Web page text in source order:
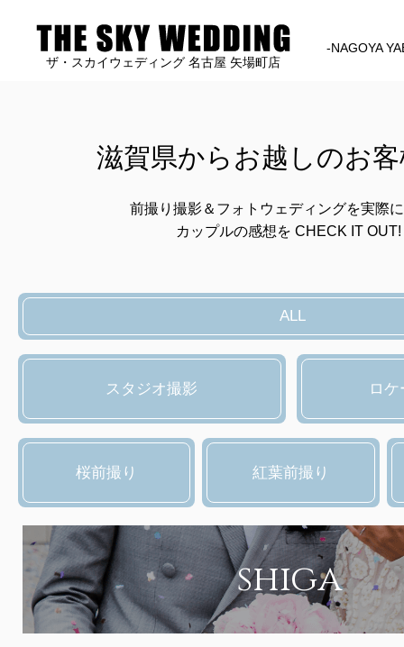
ザ・スカイウェディング 名古屋 矢場町店
-NAGOYA
滋賀県からお越しのお
前撮り撮影＆フォトウェディングを実際
カップルの感想を CHECK IT OUT!
ALL
スタジオ撮影 ロ
桜前撮り 紅葉前撮り
shiga